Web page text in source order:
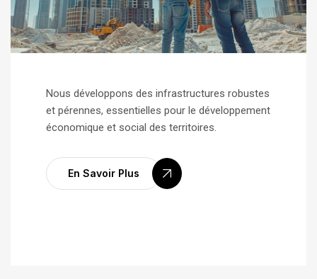
Nous développons des infrastructures robustes
et pérennes, essentielles pour le développement
économique et social des territoires.
En Savoir Plus